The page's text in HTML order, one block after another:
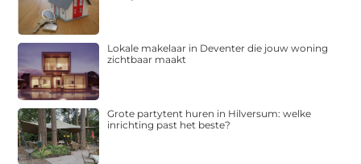
Lokale makelaar in Deventer die jouw woning
zichtbaar maakt
Grote partytent huren in Hilversum: welke
inrichting past het beste?